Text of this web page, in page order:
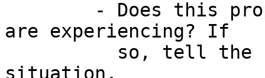
are experiencing? If
situation.